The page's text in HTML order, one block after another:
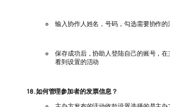
输入协作人姓名，号码，勾选需要协作的
保存成功后，协助人登陆自己的账号，
看到设置的活动
18.如何管理参加者的发票信息？